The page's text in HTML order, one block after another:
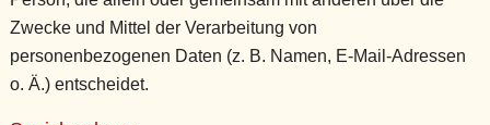
Zwecke und Mittel der Verarbeitung von
personenbezogenen Daten (z. B. Namen, E-Mail-Adressen
o. Ä.) entscheidet.